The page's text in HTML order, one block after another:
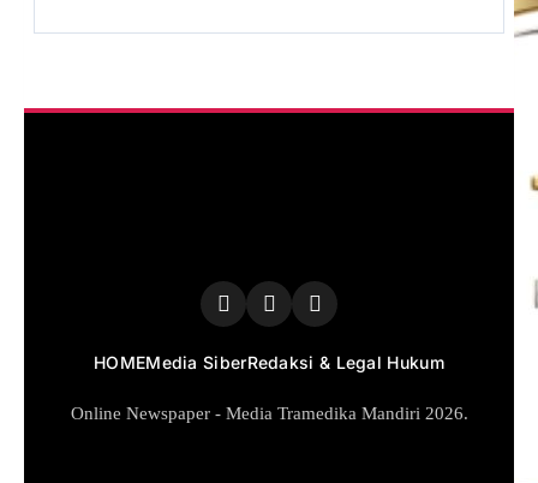
HOMEMedia SiberRedaksi & Legal Hukum
Online Newspaper - Media Tramedika Mandiri 2026.